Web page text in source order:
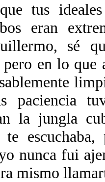
tus
eran
sé
en lo que
paciencia
la jungla
te
nunca fui
mismo